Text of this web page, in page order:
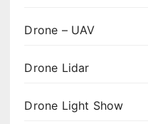
Drone – UAV
Drone Lidar
Drone Light Show